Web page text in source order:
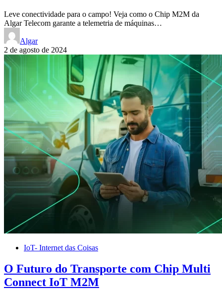
Leve conectividade para o campo! Veja como o Chip M2M da
Algar Telecom garante a telemetria de máquinas…
Algar
2 de agosto de 2024
IoT- Internet das Coisas
O Futuro do Transporte com Chip Multi
Connect IoT M2M